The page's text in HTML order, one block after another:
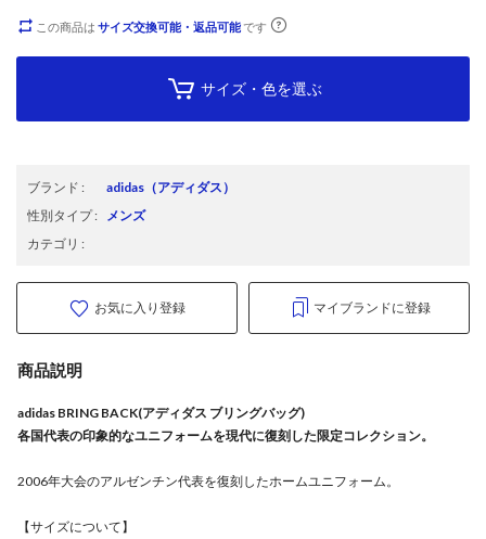
この商品は サイズ交換可能・返品可能です
サイズ・色を選ぶ
ブランド : adidas （アディダス）
性別タイプ:
メンズ
カテゴリ :
お気に入り登録 マイブランドに登録
商品説明
adidas BRING BACK(アディダス ブリングバッグ)
各国代表の印象的なユニフォームを現代に復刻した限定コレクション。
2006年大会のアルゼンチン代表を復刻したホームユニフォーム。
【サイズについて】